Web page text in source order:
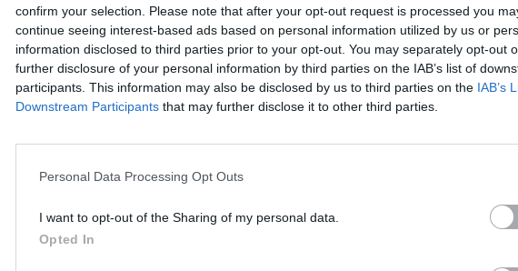
confirm your selection. Please note that after your opt-out request is processed you
continue seeing interest-based ads based on personal information utilized by us or
information disclosed to third parties prior to your opt-out. You may separately opt-out
further disclosure of your personal information by third parties on the IAB’s list of
participants. This information may also be disclosed by us to third parties on the IAB’s
Downstream Participants that may further disclose it to other third parties.
Personal Data Processing Opt Outs
I want to opt-out of the Sharing of my personal data.
Opted In
gestutzt